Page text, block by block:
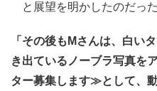
と展望を明かしたのだった
「その後もMさんは、白い
き出ているノーブラ写真を
ター募集します≫として、